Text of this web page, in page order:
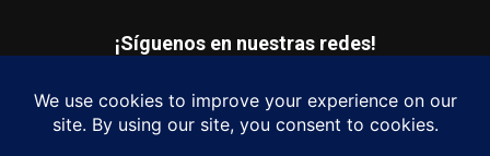
¡Síguenos en nuestras redes!